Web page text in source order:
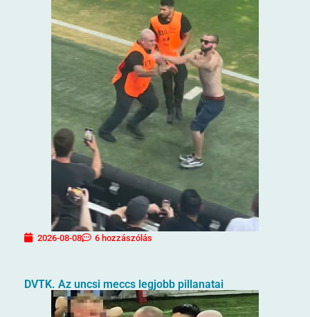
2026-08-08 6 hozzászólás
DVTK. Az uncsi meccs legjobb pillanatai